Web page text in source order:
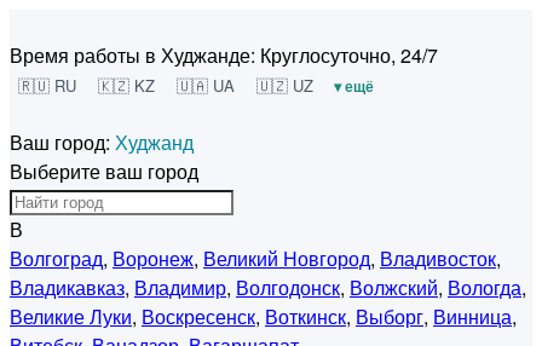
Время работы в Худжанде: Круглосуточно, 24/7
🇷🇺 RU 🇰🇿 KZ 🇺🇦 UA 🇺🇿 UZ ▾ ещё
Ваш город: Худжанд
Выберите ваш город
В
Волгоград, Воронеж, Великий Новгород, Владивосток,
Владикавказ, Владимир, Волгодонск, Волжский, Вологда,
Великие Луки, Воскресенск, Воткинск, Выборг, Винница,